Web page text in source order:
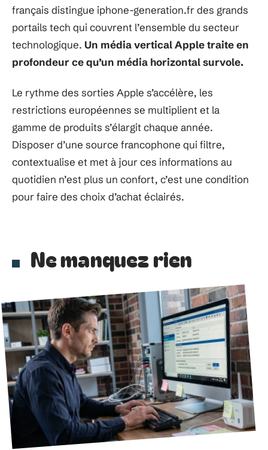
français distingue iphone-generation.fr des grands
portails tech qui couvrent l’ensemble du secteur
technologique. Un média vertical Apple traite en
profondeur ce qu’un média horizontal survole.
Le rythme des sorties Apple s’accélère, les
restrictions européennes se multiplient et la
gamme de produits s’élargit chaque année.
Disposer d’une source francophone qui filtre,
contextualise et met à jour ces informations au
quotidien n’est plus un confort, c’est une condition
pour faire des choix d’achat éclairés.
Ne manquez rien